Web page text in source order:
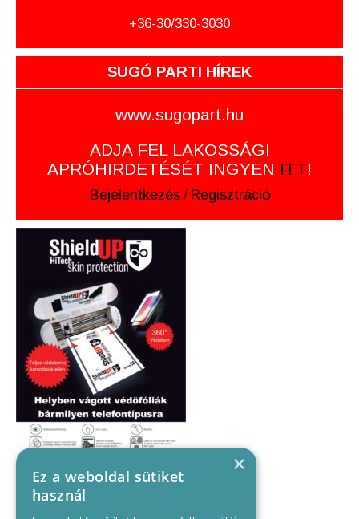
+36-30/330-3030
SUGÓ PARTI HÍREK
www.sugopart.hu
ADJA FEL LAKOSSÁGI
APRÓHIRDETÉSÉT INGYEN ITT!
Bejelentkezés / Regisztráció
×
Ez a weboldal sütiket
használ